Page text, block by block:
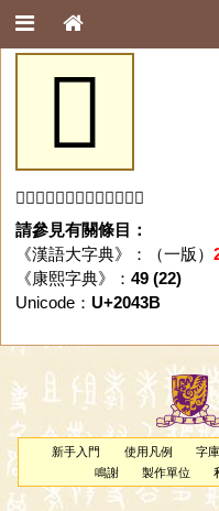
𠐻
「𠐻」字未收錄於本資料庫。
請參見有關條目：
《漢語大字典》：（一版）
《康熙字典》： 49 (22)
Unicode： U+2043B
新手入門 使用凡例 字
鳴謝
製作單位